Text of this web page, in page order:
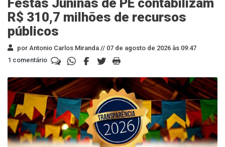
Festas Juninas de PE contabilizam
R$ 310,7 milhões de recursos
públicos
por Antonio Carlos Miranda // 07 de agosto de 2026 às 09:47
1 comentário